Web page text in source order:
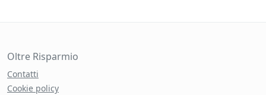
Oltre Risparmio
Contatti
Cookie policy